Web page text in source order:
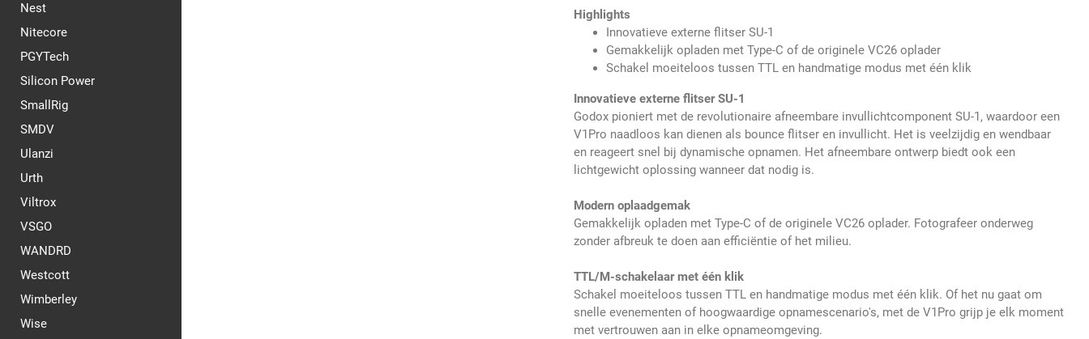
Nest
Nitecore
PGYTech
Silicon Power
SmallRig
SMDV
Ulanzi
Urth
Viltrox
VSGO
WANDRD
Westcott
Wimberley
Wise
Highlights
Innovatieve externe flitser SU-1
Gemakkelijk opladen met Type-C of de originele VC26 oplader
Schakel moeiteloos tussen TTL en handmatige modus met één klik
Innovatieve externe flitser SU-1
Godox pioniert met de revolutionaire afneembare invullichtcomponent SU-1, waardoor een
V1Pro naadloos kan dienen als bounce flitser en invullicht. Het is veelzijdig en wendbaar
en reageert snel bij dynamische opnamen. Het afneembare ontwerp biedt ook een
lichtgewicht oplossing wanneer dat nodig is.
Modern oplaadgemak
Gemakkelijk opladen met Type-C of de originele VC26 oplader. Fotografeer onderweg
zonder afbreuk te doen aan efficiëntie of het milieu.
TTL/M-schakelaar met één klik
Schakel moeiteloos tussen TTL en handmatige modus met één klik. Of het nu gaat om
snelle evenementen of hoogwaardige opnamescenario's, met de V1Pro grijp je elk moment
met vertrouwen aan in elke opnameomgeving.